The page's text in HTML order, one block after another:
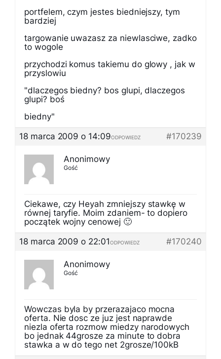
portfelem, czym jestes biedniejszy, tym
bardziej
targowanie uwazasz za niewlasciwe, zadko
to wogole
przychodzi komus takiemu do glowy , jak w
przyslowiu
"dlaczegos biedny? bos glupi, dlaczegos
glupi? boś
biedny"
18 marca 2009 o 14:09
#170239
ODPOWIEDZ
Anonimowy
Gość
Ciekawe, czy Heyah zmniejszy stawkę w
równej taryfie. Moim zdaniem- to dopiero
początek wojny cenowej 🙂
18 marca 2009 o 22:01
#170240
ODPOWIEDZ
Anonimowy
Gość
Wowczas byla by przerazajaco mocna
oferta. Nie dosc ze juz jest naprawde
niezla oferta rozmow miedzy narodowych
bo jednak 44grosze za minute to dobra
stawka a w do tego net 2grosze/100kB